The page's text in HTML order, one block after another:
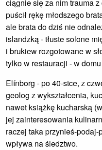
ciągnie się za nim trauma
puścił rękę młodszego
ale brata do dziś nie
islandzką - tłuste solone
i brukiew rozgotowane w
tylko w restauracji - w
Elínborg - po 40-stce, z
geolog z wykształcenia,
nawet książkę kucharską
jej zainteresowania
raczej taka przynieś-
wpływa na śledztwo.